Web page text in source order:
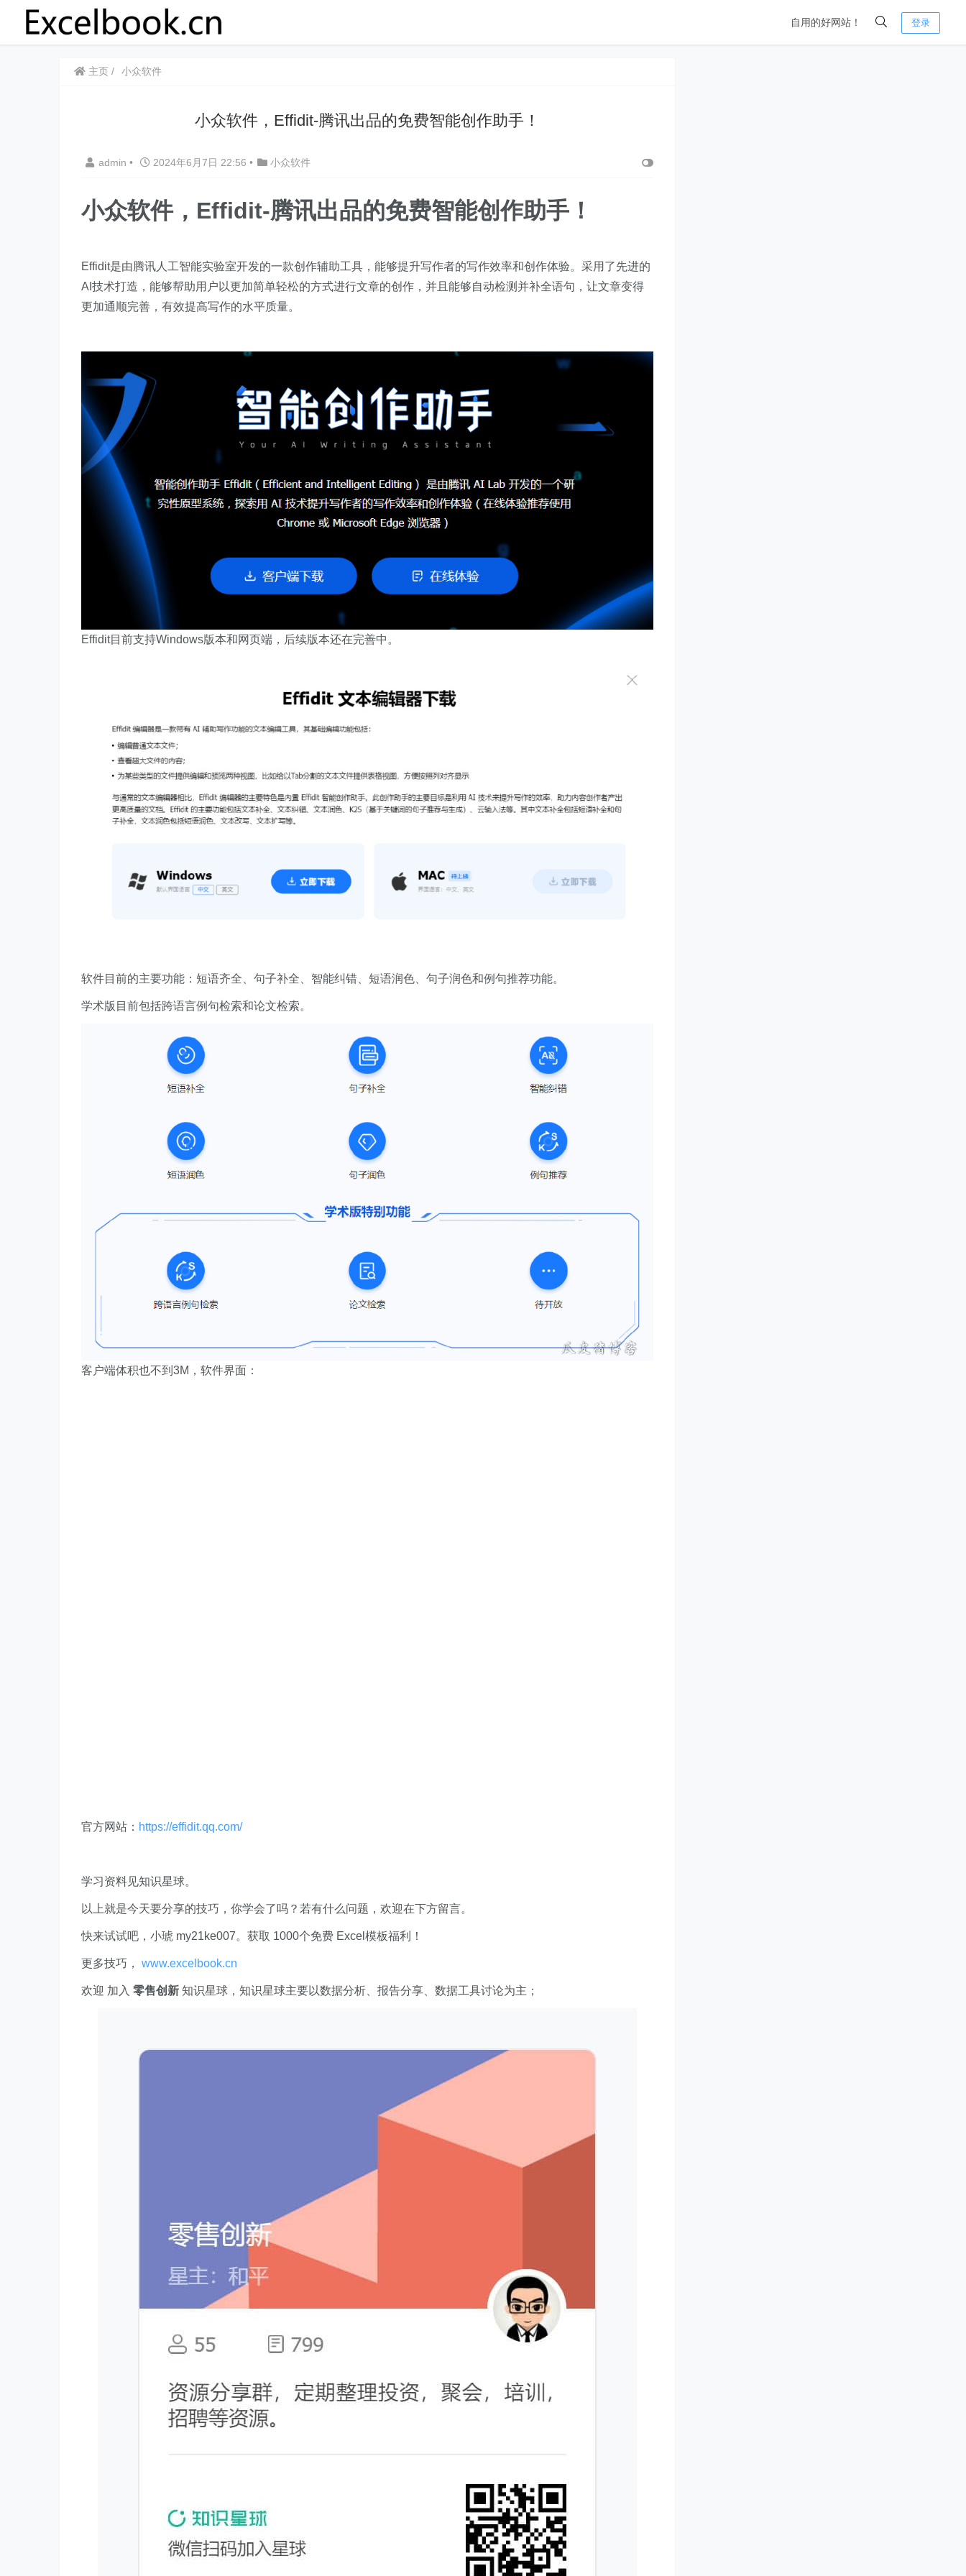
自用的好网站！ 登录
主页 小众软件
​​小众软件，Effidit-腾讯出品的免费智能创作助手！
admin • 2024年6月7日 22:56 • 小众软件
​​小众软件，Effidit-腾讯出品的免费智能创作助手！
Effidit是由腾讯人工智能实验室开发的一款创作辅助工具，能够提升写作者的写作效率和创作体验。采用了先进的
AI技术打造，能够帮助用户以更加简单轻松的方式进行文章的创作，并且能够自动检测并补全语句，让文章变得
更加通顺完善，有效提高写作的水平质量。
Effidit目前支持Windows版本和网页端，后续版本还在完善中。
软件目前的主要功能：短语齐全、句子补全、智能纠错、短语润色、句子润色和例句推荐功能。
学术版目前包括跨语言例句检索和论文检索。
客户端体积也不到3M，软件界面：
学习资料见知识星球。
快来试试吧，小琥 my21ke007。获取 1000个免费 Excel模板福利​​​​！
更多技巧，www.excelbook.cn
欢迎 加入零售创新知识星球，知识星球主要以数据分析、报告分享、数据工具讨论为主；